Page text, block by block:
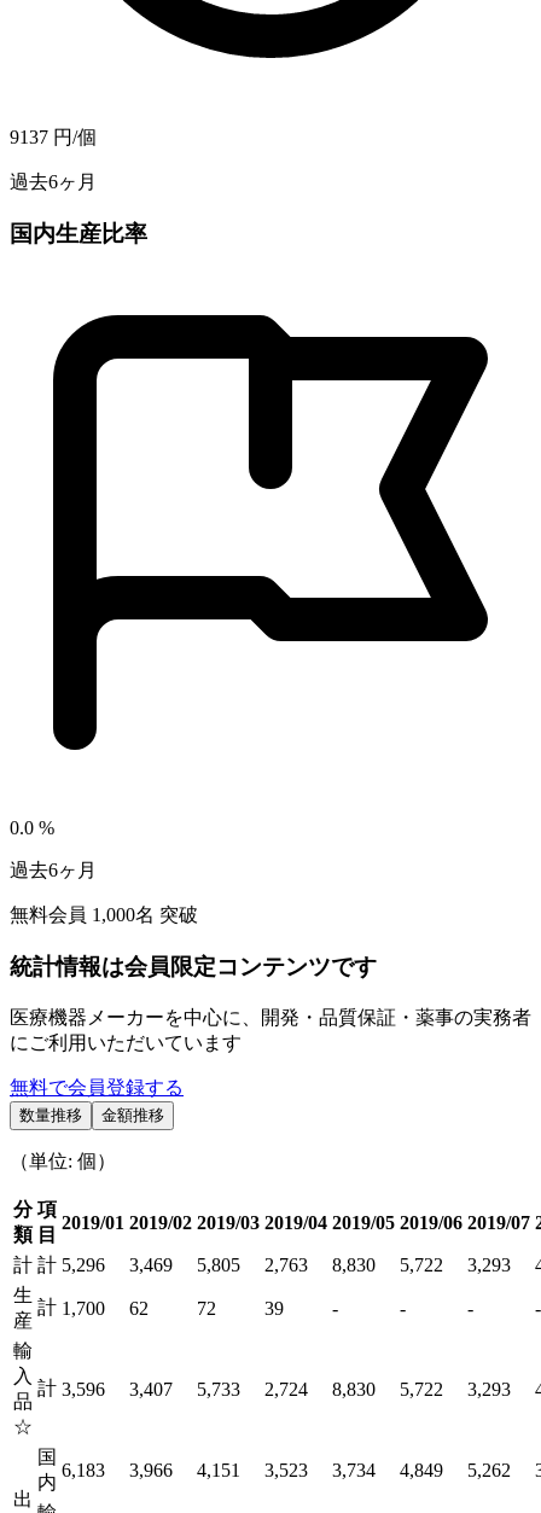
9137 円/個
過去6ヶ月
国内生産比率
0.0 %
過去6ヶ月
無料会員 1,000名 突破
統計情報は会員限定コンテンツです
医療機器メーカーを中心に、開発・品質保証・薬事の実務者
にご利用いただいています
無料で会員登録する
数量推移 金額推移
（単位: 個）
分
類
項
目
2019/01 2019/02 2019/03 2019/04 2019/05 2019/06 2019/07
計 計 5,296 3,469 5,805 2,763 8,830 5,722 3,293
生
産
計 1,700 62 72 39 - - - -
輸
入
品
☆
計 3,596 3,407 5,733 2,724 8,830 5,722 3,293
出
国
内
6,183 3,966 4,151 3,523 3,734 4,849 5,262